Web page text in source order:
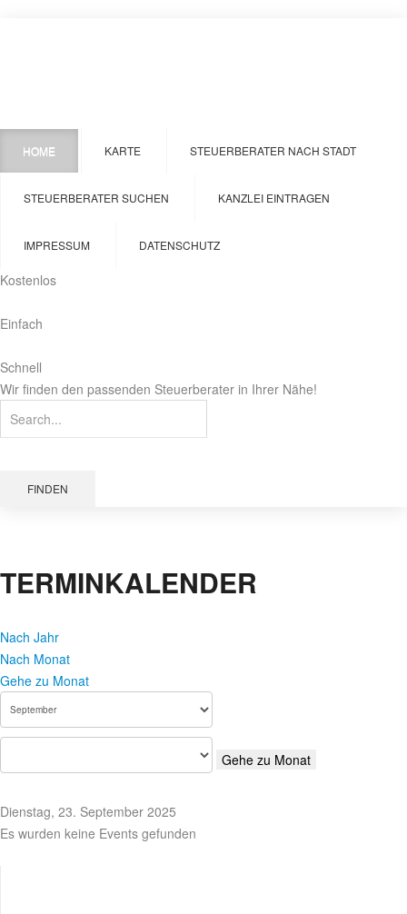
HOME KARTE STEUERBERATER NACH STADT
STEUERBERATER SUCHEN KANZLEI EINTRAGEN
IMPRESSUM DATENSCHUTZ
Kostenlos
Einfach
Schnell
Wir finden den passenden Steuerberater in Ihrer Nähe!
FINDEN
TERMINKALENDER
Nach Jahr
Nach Monat
Gehe zu Monat
Gehe zu Monat
Dienstag, 23. September 2025
Es wurden keine Events gefunden